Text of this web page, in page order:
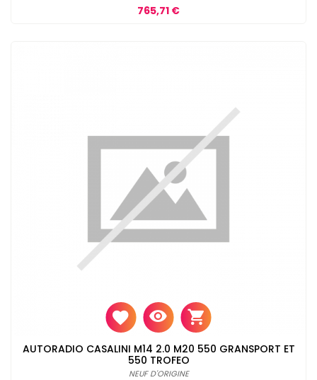
Prix
765,71 €
AUTORADIO CASALINI M14 2.0 M20 550 GRANSPORT ET
550 TROFEO
NEUF D'ORIGINE